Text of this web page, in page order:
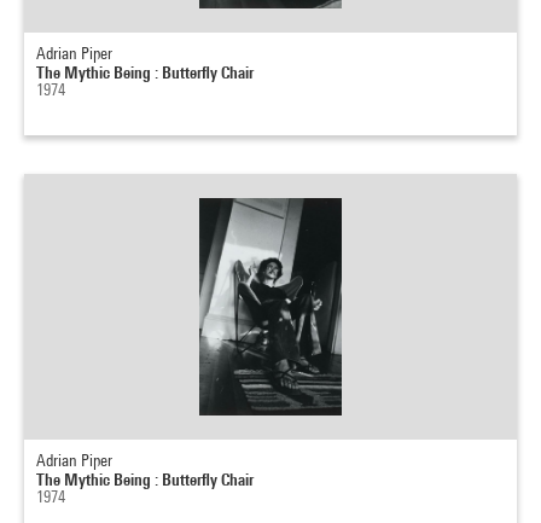
Adrian Piper
The Mythic Being : Butterfly Chair
1974
Adrian Piper
The Mythic Being : Butterfly Chair
1974